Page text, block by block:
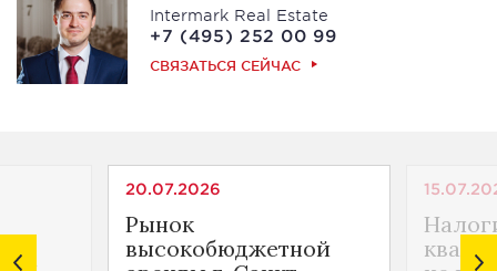
Intermark Real Estate
+7 (495) 252 00 99
СВЯЗАТЬСЯ СЕЙЧАС
20.07.2026
Рынок
высокобюджетной